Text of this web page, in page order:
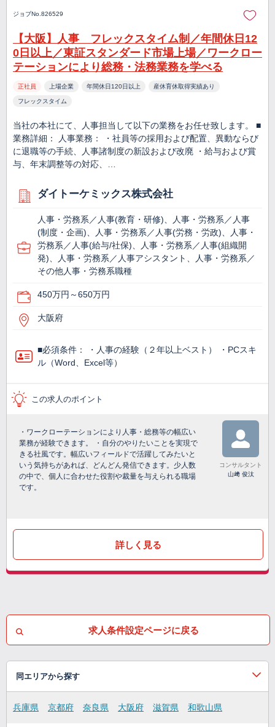
ジョブNo.826529
【大阪】人事 フレックスタイム制／年間休日12
0日以上／東証スタンダード市場上場／ワークロー
テーションにより総務・法務業務を学べる
正社員 上場企業 年間休日120日以上 産休育休取得実績あり
フレックスタイム
当社の本社にて、人事担当して以下の業務をお任せ致します。 ■
業務詳細： 人事業務： ・社員等の採用および配置、異動ならび
に退職等の手続、人事諸制度の新設および改廃 ・給与および賞
与、年末調整等の対応、…
ダイトーケミックス株式会社
人事・労務系／人事(教育・研修)、人事・労務系／人事
(制度・企画)、人事・労務系／人事(労務・労政)、人事・
労務系／人事(給与/社保)、人事・労務系／人事(組織開
発)、人事・労務系／人事アシスタント、人事・労務系／
その他人事・労務系職種
450万円～650万円
大阪府
■必須条件： ・人事の経験（２年以上ベスト） ・PCスキ
ル（Word、Excel等）
この求人のポイント
・ワークローテーションにより人事・総務等の幅広い
業務が経験できます。 ・自分のやりたいことを実現で
きる社風です。幅広いフィールドで活躍してみたいと
いう気持ちがあれば、どんどん発信できます。少人数
の中で、個人に合わせた役割や裁量を与えられる職場
です。
コンサルタント
山﨑 俊汰
詳しく見る
求人条件設定ページに戻る
同エリアから探す
兵庫県 京都府 奈良県 大阪府 滋賀県 和歌山県